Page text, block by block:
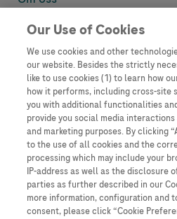
Denne nettsiden inneholder
informasjon som ellers ikke er
Vennligst vær oppmerksom på at vi ikke
informasjon som muligens ikke er i
prosess, regulering, registrering eller
Roche har ikke alltid mulighet til å
vil fjerne villedende eller upassende
Vi har ikke ansvar for innhold på
Kopiering av materiale fra dette
tillatt uten avtale. Nettstedet selger
innhold er merket.
Dette nettstedet er ikke beregnet for å
Our Use of Cookies
We use cookies and other
our website. Besides the strictly
like to use cookies (1) to learn how
how it performs, including cross-site
you with additional functionalities
provide you social media
and marketing purposes. By clicking
to the use of all cookies and the
processing which may include your
IP-address as well as the disclosure
parties as further described in our
more information, configuration and
consent, please click “Cookie